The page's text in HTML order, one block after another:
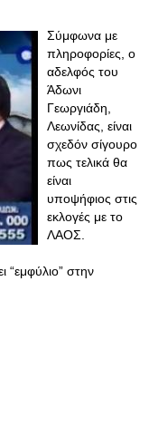
Σύμφωνα με
πληροφορίες, ο
αδελφός του
Άδωνι
Γεωργιάδη,
Λεωνίδας, είναι
σχεδόν σίγουρο
πως τελικά θα
είναι
υποψήφιος στις
εκλογές με το
ΛΑΟΣ.
“εμφύλιο” στην